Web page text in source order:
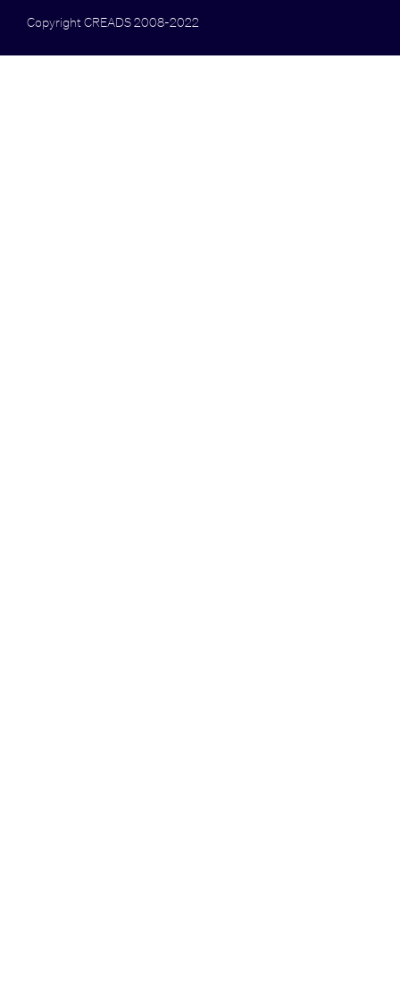
Copyright CREADS 2008-2022